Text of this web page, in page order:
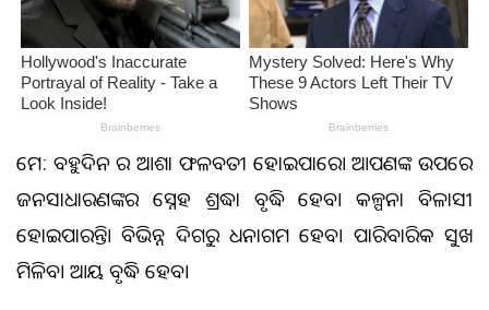
ମେଷ: ବହୁଦିନ ର ଆଶା ଫଳବତୀ ହୋଇପାରେ। ଆପଣଙ୍କ ଉପରେ
ଜନସାଧାରଣଙ୍କର ସ୍ନେହ ଶ୍ରଦ୍ଧା ବୃଦ୍ଧି ହେବ। କଳ୍ପନା ବିଳାସୀ
ହୋଇପାରନ୍ତି। ବିଭିନ୍ନ ଦିଗରୁ ଧନାଗମ ହେବ। ପାରିବାରିକ ସୁଖ
ମିଳିବ। ଆୟ ବୃଦ୍ଧି ହେବ।